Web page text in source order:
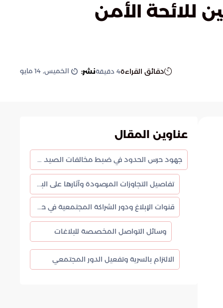
للائحة الأمن
دقائق القراءة4 دقيقةنشر: الخميس, 14 مايو
عناوين المقال
جهود حرس الحدود في ضبط مخالفات الصيد في السعودية وحماية الثروة المائية
تفاصيل التجاوزات المرصودة وآثارها على البيئة
قنوات الإبلاغ ودور الشراكة المجتمعية في حماية البيئة
وسائل التواصل المخصصة للبلاغات
الالتزام بالسرية وتفعيل الدور المجتمعي